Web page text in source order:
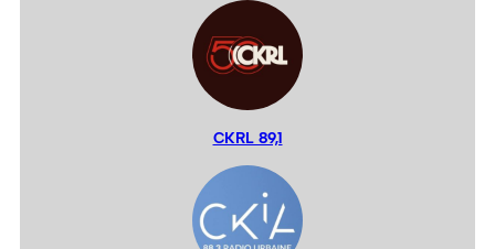
CKRL 89,1